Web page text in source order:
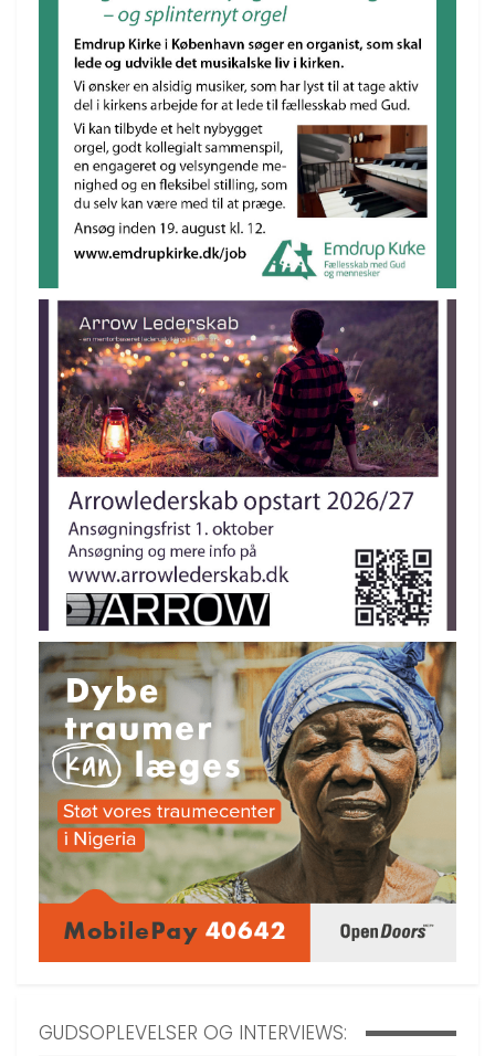
GUDSOPLEVELSER OG INTERVIEWS: